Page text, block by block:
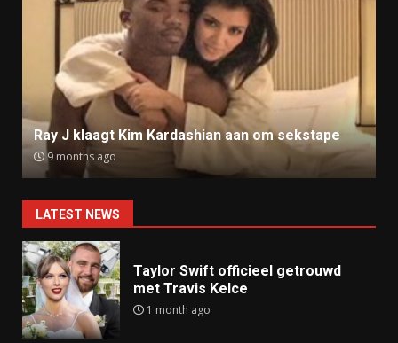
Ray J klaagt Kim Kardashian aan om sekstape
9 months ago
LATEST NEWS
Taylor Swift officieel getrouwd
met Travis Kelce
1 month ago